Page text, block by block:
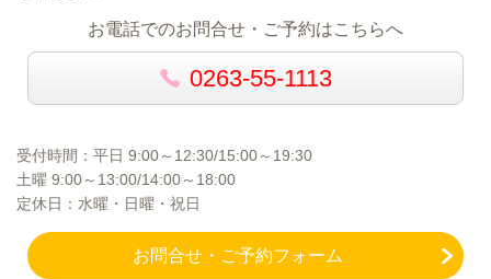
お電話でのお問合せ・ご予約はこちらへ
0263-55-1113
受付時間：平日 9:00～12:30/15:00～19:30
土曜 9:00～13:00/14:00～18:00
定休日：水曜・日曜・祝日
お問合せ・ご予約フォーム